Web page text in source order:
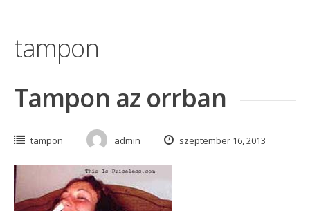
tampon
Tampon az orrban
tampon admin szeptember 16, 2013